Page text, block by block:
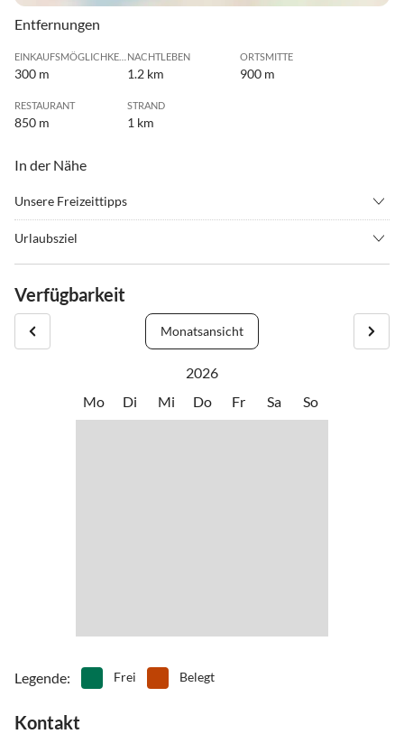
Entfernungen
300 m
NACHTLEBEN
1.2 km
ORTSMITTE
900 m
RESTAURANT
850 m
STRAND
1 km
In der Nähe
Unsere Freizeittipps
Urlaubsziel
üppig grünen und üppigen mediterranen Vegetation. In der Nähe
finden Sie eine Bar und ein Lebensmittelgeschäft.
Verfügbarkeit
Monatsansicht
2026
Mo
Di Mi Do Fr Sa So
Legende: Frei Belegt
Kontakt